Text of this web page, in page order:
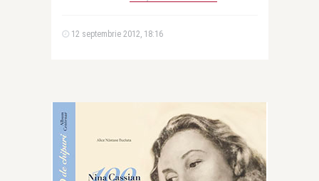
12 septembrie 2012, 18:16